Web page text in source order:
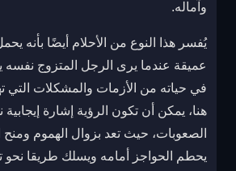
وآماله.
يُفسر هذا النوع من الأحلام أيضًا بأنه
عميقة عندما يرى الرجل المتزوج نفسه
في حياته من الأزمات والمشكلات التي
هنا، يمكن أن تكون الرؤية إشارة إيجابية
الصعوبات، حيث تعد بزوال الهموم ومنح
يحطم الحواجز أمامه ويسلك طريقا نحو